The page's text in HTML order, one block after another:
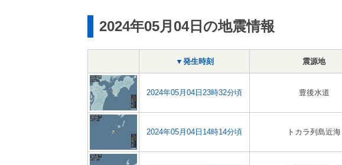
2024年05月04日の地震情報
▼発生時刻 震源地
2024年05月04日23時32分頃 豊後水道
2024年05月04日14時14分頃 トカラ列島近海